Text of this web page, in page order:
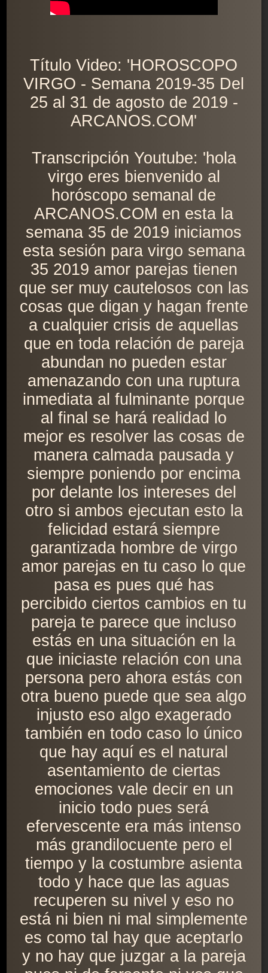
Título Video: 'HOROSCOPO
VIRGO - Semana 2019-35 Del
25 al 31 de agosto de 2019 -
ARCANOS.COM'
Transcripción Youtube: 'hola
virgo eres bienvenido al
horóscopo semanal de
ARCANOS.COM en esta la
semana 35 de 2019 iniciamos
esta sesión para virgo semana
35 2019 amor parejas tienen
que ser muy cautelosos con las
cosas que digan y hagan frente
a cualquier crisis de aquellas
que en toda relación de pareja
abundan no pueden estar
amenazando con una ruptura
inmediata al fulminante porque
al final se hará realidad lo
mejor es resolver las cosas de
manera calmada pausada y
siempre poniendo por encima
por delante los intereses del
otro si ambos ejecutan esto la
felicidad estará siempre
garantizada hombre de virgo
amor parejas en tu caso lo que
pasa es pues qué has
percibido ciertos cambios en tu
pareja te parece que incluso
estás en una situación en la
que iniciaste relación con una
persona pero ahora estás con
otra bueno puede que sea algo
injusto eso algo exagerado
también en todo caso lo único
que hay aquí es el natural
asentamiento de ciertas
emociones vale decir en un
inicio todo pues será
efervescente era más intenso
más grandilocuente pero el
tiempo y la costumbre asienta
todo y hace que las aguas
recuperen su nivel y eso no
está ni bien ni mal simplemente
es como tal hay que aceptarlo
y no hay que juzgar a la pareja